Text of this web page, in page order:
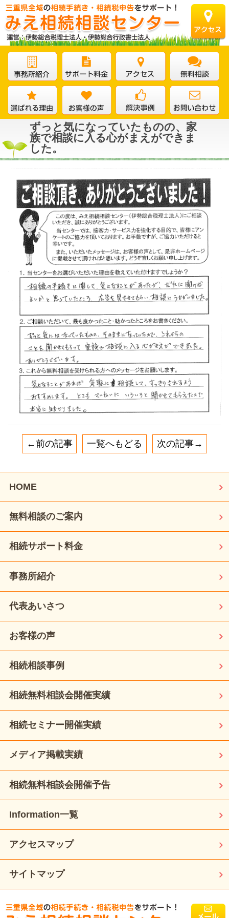
ずっと気になっていたものの、家
族で相談に入る心がまえができま
した。
←前の記事 一覧へもどる 次の記事→
HOME
無料相談のご案内
相続サポート料金
事務所紹介
代表あいさつ
お客様の声
相続相談事例
相続無料相談会開催実績
相続セミナー開催実績
メディア掲載実績
相続無料相談会開催予告
Information一覧
アクセスマップ
サイトマップ